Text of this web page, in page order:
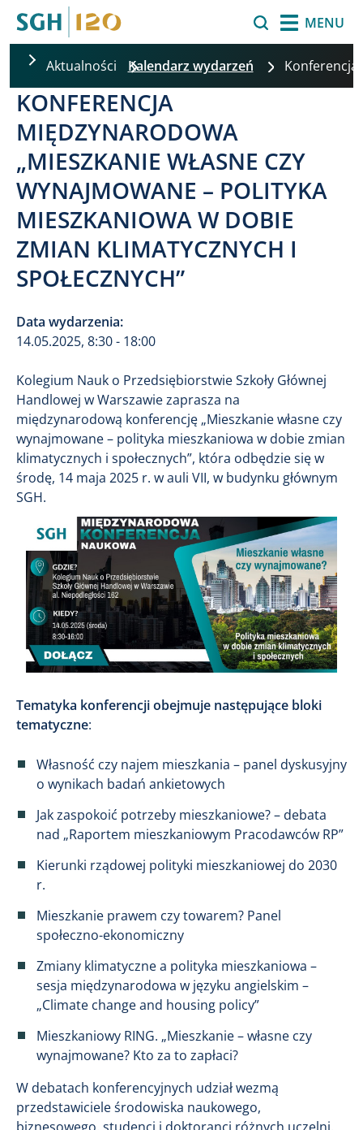
MENU
Aktualności Kalendarz wydarzeń
KONFERENCJA
MIĘDZYNARODOWA
„MIESZKANIE WŁASNE CZY
WYNAJMOWANE – POLITYKA
MIESZKANIOWA W DOBIE
ZMIAN KLIMATYCZNYCH I
SPOŁECZNYCH”
Data wydarzenia:
14.05.2025, 8:30 - 18:00
Kolegium Nauk o Przedsiębiorstwie Szkoły Głównej
Handlowej w Warszawie zaprasza na
międzynarodową konferencję „Mieszkanie własne czy
wynajmowane – polityka mieszkaniowa w dobie zmian
klimatycznych i społecznych”, która odbędzie się w
środę, 14 maja 2025 r. w auli VII, w budynku głównym
SGH.
Tematyka konferencji obejmuje następujące bloki
tematyczne:
Własność czy najem mieszkania – panel dyskusyjny
o wynikach badań ankietowych
Jak zaspokoić potrzeby mieszkaniowe? – debata
nad „Raportem mieszkaniowym Pracodawców RP”
Kierunki rządowej polityki mieszkaniowej do 2030
r.
Mieszkanie prawem czy towarem? Panel
społeczno-ekonomiczny
Zmiany klimatyczne a polityka mieszkaniowa –
sesja międzynarodowa w języku angielskim –
„Climate change and housing policy”
Mieszkaniowy RING. „Mieszkanie – własne czy
wynajmowane? Kto za to zapłaci?
W debatach konferencyjnych udział wezmą
przedstawiciele środowiska naukowego,